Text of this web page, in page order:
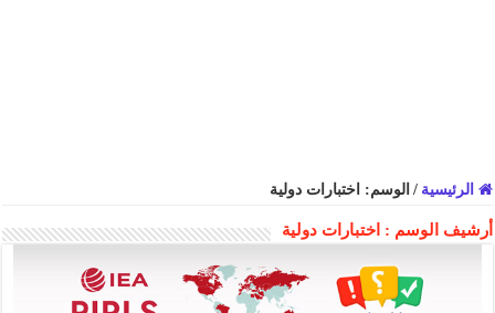
الرئيسية / الوسم: اختبارات دولية
أرشيف الوسم : اختبارات دولية